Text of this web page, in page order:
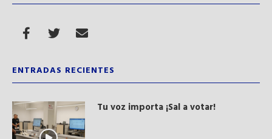
ENTRADAS RECIENTES
Tu voz importa ¡Sal a votar!